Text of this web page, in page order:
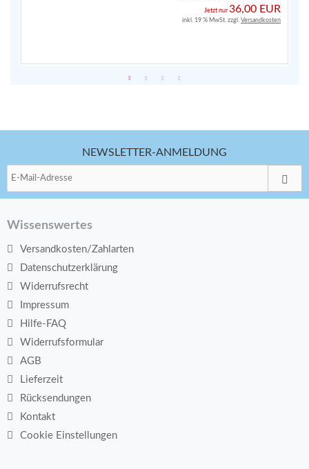
Jetzt nur36,00 EUR
inkl. 19 % MwSt. zzgl. Versandkosten
NEWSLETTER-ANMELDUNG
Wissenswertes
Versandkosten/Zahlarten
Datenschutzerklärung
Widerrufsrecht
Impressum
Hilfe-FAQ
Widerrufsformular
AGB
Lieferzeit
Rücksendungen
Kontakt
Cookie Einstellungen